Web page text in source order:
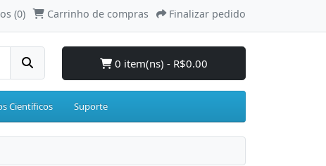
(0) Carrinho de compras Finalizar pedido
0 item(ns) - R$0.00
Científicos Suporte